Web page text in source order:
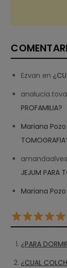
Ezvan en
analucia.tova
PROFAMILIA?
Mariana Pozo
JEJUM PARA
Mariana Pozo
¿PARA
¿CUAL